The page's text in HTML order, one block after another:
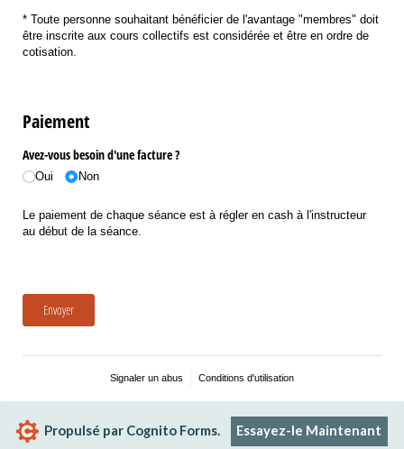
* Toute personne souhaitant bénéficier de l'avantage "membres" doit
être inscrite aux cours collectifs est considérée et être en ordre de
cotisation.
Paiement
Avez-vous besoin d'une facture ?
Oui Non
Le paiement de chaque séance est à régler en cash à l'instructeur
au début de la séance.
Envoyer
Signaler un abus Conditions d'utilisation
Propulsé par Cognito Forms. Essayez-le Maintenant